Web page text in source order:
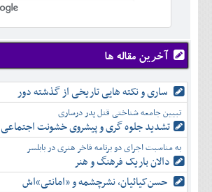
دی
بهمن
اسفند
آبان
آذر
دی
بهمن
اسفند
شهريور
مهر
آبان
آذر
دی
بهمن
اسفند
تير
مرداد
شهريور
مهر
آبان
آذر
دی
بهمن
اسفند
آخرین مقاله ها
ساری و نکته هایی تاریخی از گذشته دور
تبیین جامعه شناختی قتل پدر درساری
تشدید جلوه‌ گری و پیشروی خشونت اجتماعی
به مناسبت اجرای دو برنامه فاخر هنری در بابلسر
دالان باریک فرهنگ و هنر
حسن‌کیائیان، نشرچشمه و «امانتی»اش